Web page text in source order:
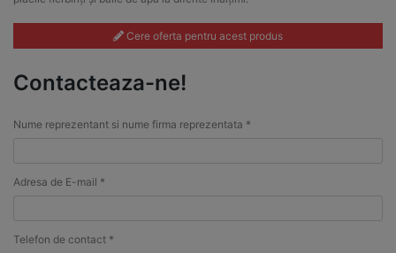
Cere oferta pentru acest produs
Contacteaza-ne!
Nume reprezentant si nume firma reprezentata *
Adresa de E-mail *
Telefon de contact *